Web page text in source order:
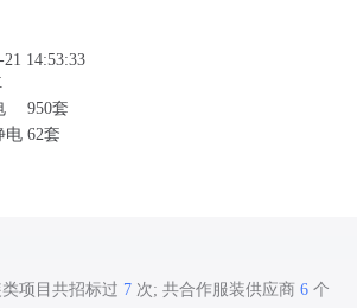
14:53:33
950套
电 62套
项目共招标过 7 次; 共合作服装供应商 6 个